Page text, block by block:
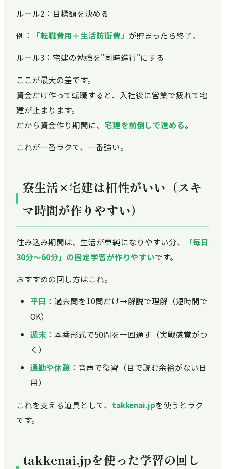
ルール2：目標額を決める
例：
「転職費用＋生活防衛費」 が貯まったら終了。
ルール3：宅建の勉強を"同時進行"にする
ここが最大の差です。
資金だけ作って転職すると、入社後に営業で疲れて宅
建が止まります。
だから資金作り期間に、 宅建を前倒しで進める。
これが一番ラクで、一番強い。
寮生活×宅建は相性がいい（スキ
マ時間が作りやすい）
住み込み期間は、生活が単純になりやすい分、
「毎日
30分〜60分」の固定学習が作りやすいです。
おすすめの回し方はこれ。
平日 ：過去問を10問だけ→解説で理解（短時間で
OK）
週末 ：本番形式で50問を一回通す（実戦感覚がつ
く）
通勤や休憩 ：音声で復習（目で読む余裕がない日
用）
これを支える道具として、 takkenai.jpを使うとラク
です。
takkenai.jpを使った学習の回し